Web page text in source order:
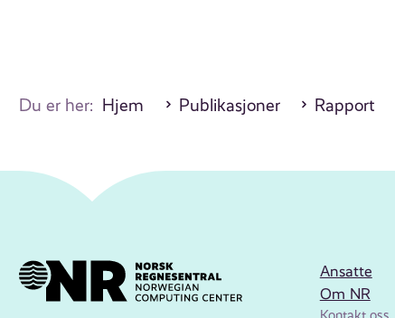
Du er her: Hjem Publikasjoner Rapport
Ansatte
Om NR